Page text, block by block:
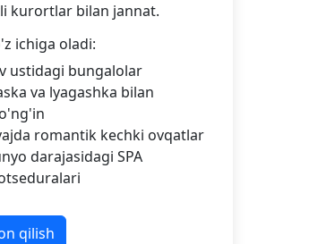
kurortlar bilan jannat.
ichiga oladi:
ustidagi bungalolar
va lyagashka bilan
romantik kechki ovqatlar
darajasidagi SPA
qilish